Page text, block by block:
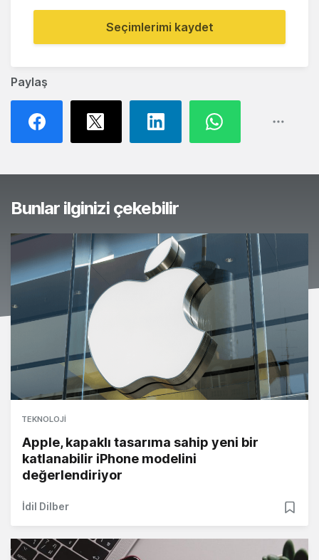
Paylaş
Seçimlerimi kaydet
Bunlar ilginizi çekebilir
TEKNOLOJI
Apple, kapaklı tasarıma sahip yeni bir
katlanabilir iPhone modelini
değerlendiriyor
İdil Dilber